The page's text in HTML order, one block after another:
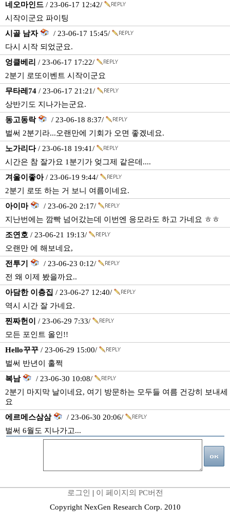
네오마인드 / 23-06-17 12:42/
시작이군요 파이팅
시골 남자
/ 23-06-17 15:45/
다시 시작 되었군요.
엉클베리 / 23-06-17 17:22/
2분기 로또이벤트 시작이군요
무타레74 / 23-06-17 21:21/
상반기도 지나가는군요.
동고동락
/ 23-06-18 8:37/
벌써 2분기라...오랜만에 기회가 오면 좋겠네요.
노가리다/ 23-06-18 19:41/
시간은 참 잘가요 1분기가 엊그제 같은데....
겨울이좋아/ 23-06-19 9:44/
2분기 로또 하는 거 보니 여름이네요.
아이마
/ 23-06-20 2:17/
지난번에는 깜빡 넘어갔는데 이번엔 응모라도 하고 가네요 ㅎㅎ
조연호 / 23-06-21 19:13/
오랜만 에 해보네요,
전투기
/ 23-06-23 0:12/
전 왜 이제 봤을까요..
아담한 이층집 / 23-06-27 12:40/
역시 시간 잘 가네요.
찐짜헌이
/ 23-06-29 7:33/
모든 포인트 올인!!
Hello꾸꾸 / 23-06-29 15:00/
벌써 반년이 훌쩍
복남
/ 23-06-30 10:08/
2분기 마지막 날이네요, 여기 방문하는 모두들 여름 건강히 보내세
요
에르메스삼삼
/ 23-06-30 20:06/
벌써 6월도 지나가고...
로그인 | 이 페이지의 PC버전
Copyright NexGen Research Corp. 2010